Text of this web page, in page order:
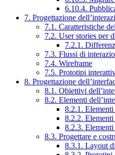
6.10.4.
7. Progettazione
7.1. Caratteristiche
7.2. User stories per
7.2.1.
7.3. Flussi di
7.4. Wireframe
7.5. Prototipi
8. Progettazione
8.1. Obiettivi
8.2. Elementi
8.2.1.
8.2.2.
8.2.3.
8.3. Progettare e
8.3.1. Layout